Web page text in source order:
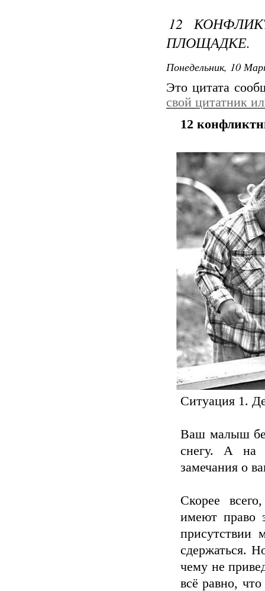
12
ПЛОЩАДКЕ.
Понедельник, 10
Это цитата
свой цитатник
12
Ситуация 1.
Ваш малыш
снегу. А на
замечания о
Скорее
имеют право
присутствии
сдержаться.
чему не
всё равно,